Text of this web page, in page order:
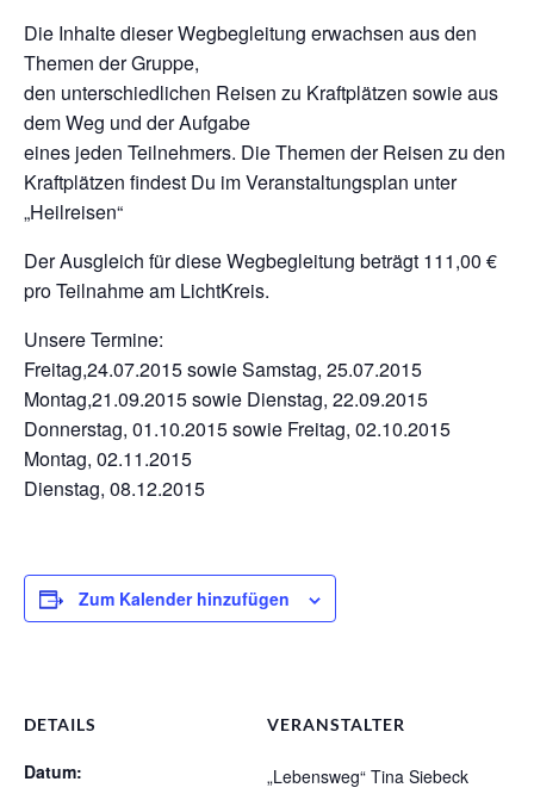
Die Inhalte dieser Wegbegleitung erwachsen aus den
Themen der Gruppe,
den unterschiedlichen Reisen zu Kraftplätzen sowie aus
dem Weg und der Aufgabe
eines jeden Teilnehmers. Die Themen der Reisen zu den
Kraftplätzen findest Du im Veranstaltungsplan unter
„Heilreisen“
Der Ausgleich für diese Wegbegleitung beträgt 111,00 €
pro Teilnahme am LichtKreis.
Unsere Termine:
Freitag,24.07.2015 sowie Samstag, 25.07.2015
Montag,21.09.2015 sowie Dienstag, 22.09.2015
Donnerstag, 01.10.2015 sowie Freitag, 02.10.2015
Montag, 02.11.2015
Dienstag, 08.12.2015
Zum Kalender hinzufügen
DETAILS
Datum:
VERANSTALTER
„Lebensweg“ Tina Siebeck